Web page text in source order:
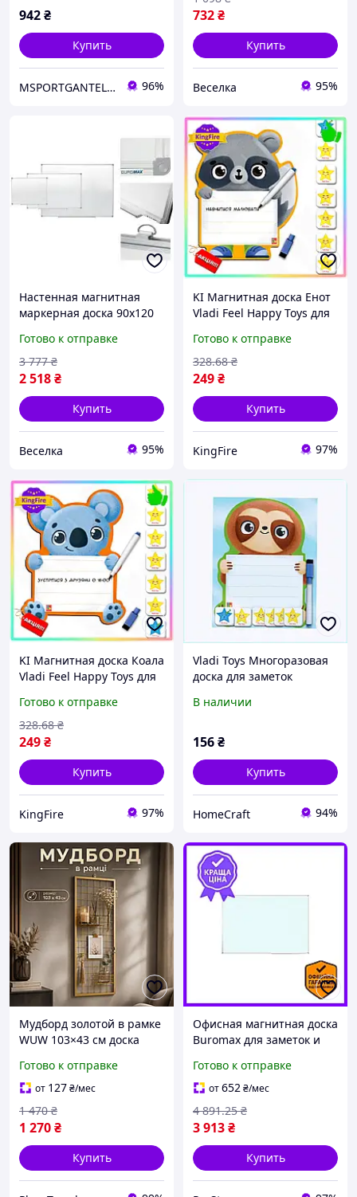
планирования стратегии.
942₴
Купить
MSPORTGANTELI - інтернет магазин спортивних товарів 96%
FLAME
732₴
Купить
Веселка 95%
Настенная магнитная
маркерная доска 90х120
рамкой для офиса и
учебы FLAME
Готово к отправке
2 518₴
3 777 ₴
Купить
Веселка 95%
KI Магнитная доска Енот
Vladi Feel Happy Toys для
для рисования и
планирован FIR41_R
Готово к отправке
249₴
328.68 ₴
Купить
KingFire 97%
KI Магнитная доска Коала
Vladi Feel Happy Toys для
для планирования и
замето FIR41_R
Готово к отправке
249₴
328.68 ₴
Купить
KingFire 97%
Vladi Toys Многоразовая
доска для заметок
X78166C65
В наличии
156₴
Купить
HomeCraft 94%
Мудборд золотой в рамке
WUW 103×43 см доска
для фото записок декора
и планирования
Готово к отправке
от 127₴/мес
1 270₴
1 470 ₴
Купить
Офисная магнитная доска
Buromax для заметок и
алюминиевой рамкой
120х100 см
Готово к отправке
от652₴/мес
3 913₴
4 891.25 ₴
Купить